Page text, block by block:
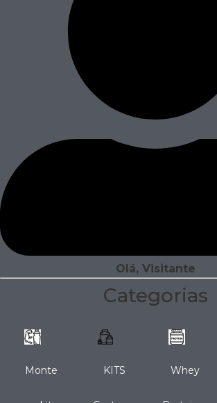
Olá, Visitante
Categorias
Monte KITS Whey